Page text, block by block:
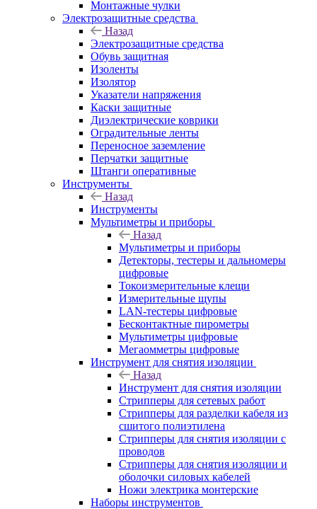
Монтажные чулки
Электрозащитные средства
Назад
Электрозащитные средства
Обувь защитная
Изоленты
Изолятор
Указатели напряжения
Каски защитные
Диэлектрические коврики
Оградительные ленты
Переносное заземление
Перчатки защитные
Штанги оперативные
Инструменты
Назад
Инструменты
Мультиметры и приборы
Назад
Мультиметры и приборы
Детекторы, тестеры и дальномеры
цифровые
Токоизмерительные клещи
Измерительные щупы
LAN-тестеры цифровые
Бесконтактные пирометры
Мультиметры цифровые
Мегаомметры цифровые
Инструмент для снятия изоляции
Назад
Инструмент для снятия изоляции
Стрипперы для сетевых работ
Стрипперы для разделки кабеля из
сшитого полиэтилена
Cтрипперы для снятия изоляции с
проводов
Стрипперы для снятия изоляции и
оболочки силовых кабелей
Ножи электрика монтерские
Наборы инструментов